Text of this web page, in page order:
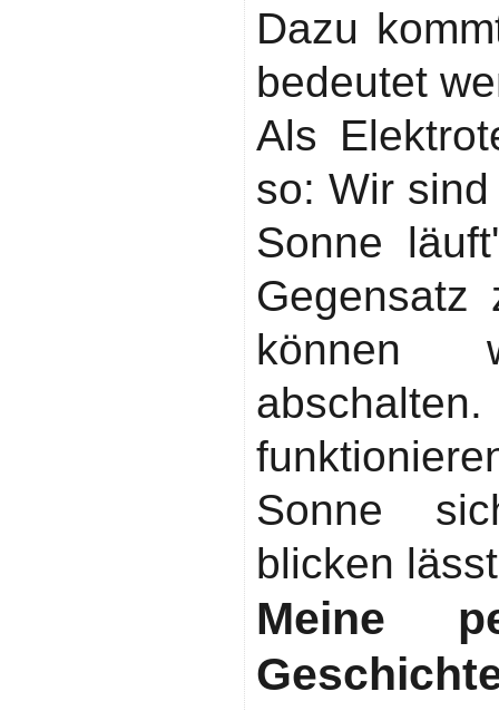
Dazu
bedeutet
Als
so: Wir
Sonne
Gegensatz
können
Sonne
blicken
Meine